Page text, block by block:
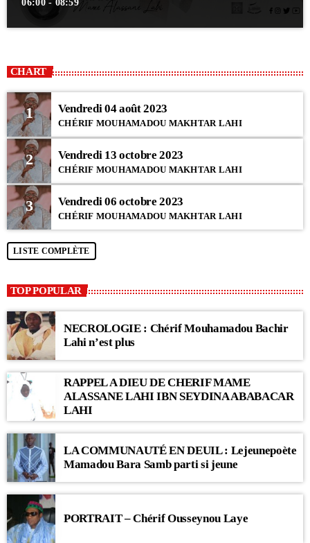
06:00 - 08:59
CHART
1 Vendredi 04 août 2023
CHÉRIF MOUHAMADOU MAKHTAR LAHI
2 Vendredi 13 octobre 2023
CHÉRIF MOUHAMADOU MAKHTAR LAHI
3 Vendredi 06 octobre 2023
CHÉRIF MOUHAMADOU MAKHTAR LAHI
LISTE COMPLÈTE
TOP POPULAR
NECROLOGIE : Chérif Mouhamadou Bachir
Lahi n’est plus
RAPPEL A DIEU DE CHERIF MAME
ALASSANE LAHI IBN SEYDINA ABABACAR
LAHI
LA COMMUNAUTÉ EN DEUIL : Lejeunepoète
Mamadou Bara Samb parti si jeune
PORTRAIT – Chérif Ousseynou Laye